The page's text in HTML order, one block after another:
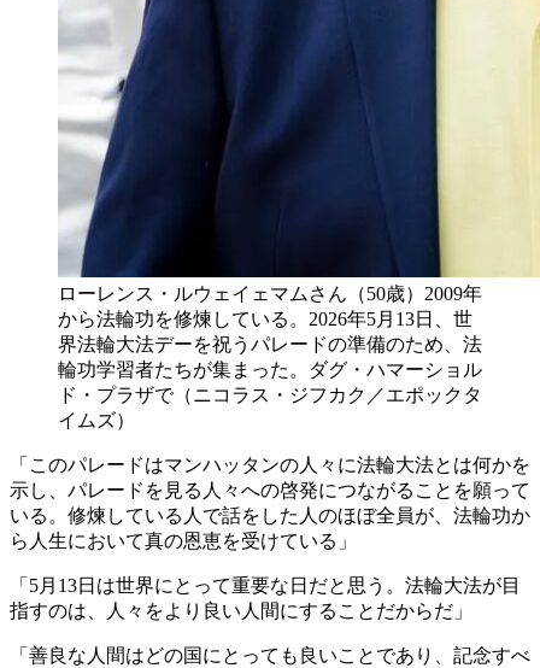
ローレンス・ルウェイェマムさん（50歳）2009年
から法輪功を修煉している。2026年5月13日、世
界法輪大法デーを祝うパレードの準備のため、法
輪功学習者たちが集まった。ダグ・ハマーショル
ド・プラザで（ニコラス・ジフカク／エポックタ
イムズ）
「このパレードはマンハッタンの人々に法輪大法とは何かを
示し、パレードを見る人々への啓発につながることを願って
いる。修煉している人で話をした人のほぼ全員が、法輪功か
ら人生において真の恩恵を受けている」
「5月13日は世界にとって重要な日だと思う。法輪大法が目
指すのは、人々をより良い人間にすることだからだ」
「善良な人間はどの国にとっても良いことであり、記念すべ